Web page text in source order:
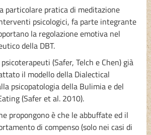
particolare pratica di meditazione
psicologici, fa parte integrante
la regolazione emotiva nel
della DBT.
(Safer, Telch e Chen) già
il modello della Dialectical
psicopatologia della Bulimia e del
(Safer et al. 2010).
propongono è che le abbuffate ed il
di compenso (solo nei casi di